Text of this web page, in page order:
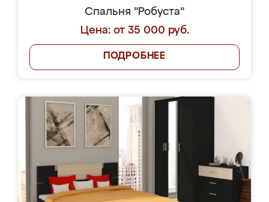
Спальня "Робуста"
Цена: от 35 000 руб.
ПОДРОБНЕЕ